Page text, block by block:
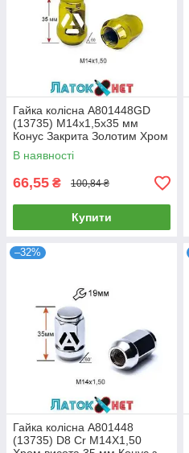
Гайка колісна A801448GD
(13735) M14х1,5х35 мм
Конус Закрита Золотим Хром
Ключ 19
В наявності
66,55 ₴ 100,84 ₴
Купити
–32%
Гайка колісна A801448
(13735) D8 Cr M14X1,50